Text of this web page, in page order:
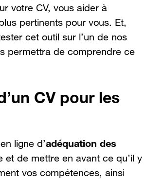
votre CV, vous aider à
pertinents pour vous. Et,
cet outil sur l’un de nos
permettra de comprendre ce
CV pour les
ligne d’adéquation des
et de mettre en avant ce qu’il y
vos compétences, ainsi